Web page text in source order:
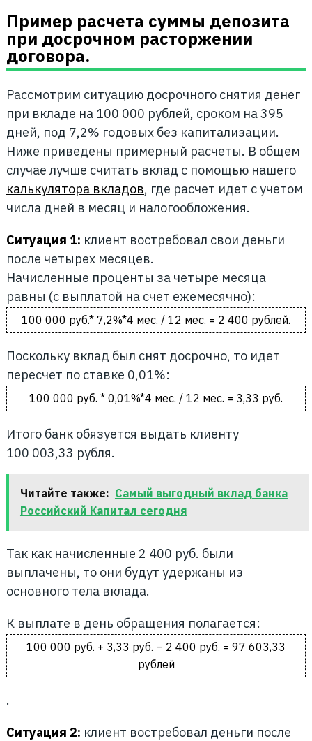
Пример расчета суммы депозита
при досрочном расторжении
договора.
Рассмотрим ситуацию досрочного снятия денег
при вкладе на 100 000 рублей, сроком на 395
дней, под 7,2% годовых без капитализации.
Ниже приведены примерный расчеты. В общем
случае лучше считать вклад с помощью нашего
калькулятора вкладов, где расчет идет с учетом
числа дней в месяц и налогообложения.
Ситуация 1: клиент востребовал свои деньги
после четырех месяцев.
Начисленные проценты за четыре месяца
равны (с выплатой на счет ежемесячно):
100 000 руб.* 7,2%*4 мес. / 12 мес. = 2 400 рублей.
Поскольку вклад был снят досрочно, то идет
пересчет по ставке 0,01%:
100 000 руб. * 0,01%*4 мес. / 12 мес. = 3,33 руб.
Итого банк обязуется выдать клиенту
100 003,33 рубля.
Читайте также: Самый выгодный вклад банка
Российский Капитал сегодня
Так как начисленные 2 400 руб. были
выплачены, то они будут удержаны из
основного тела вклада.
К выплате в день обращения полагается:
100 000 руб. + 3,33 руб. – 2 400 руб. = 97 603,33
рублей
.
Ситуация 2: клиент востребовал деньги после